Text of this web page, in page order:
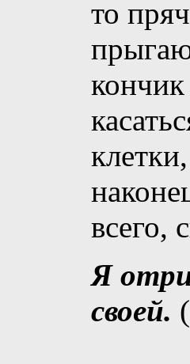
то
всего,
Я
своей.